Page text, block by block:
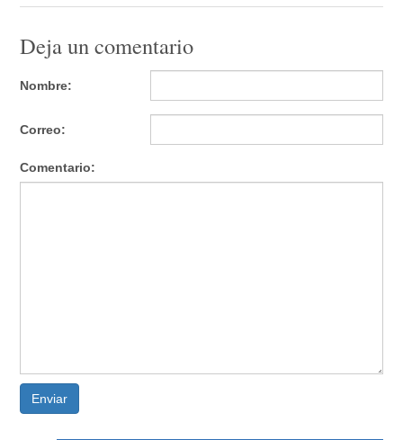
Deja un comentario
Nombre:
Correo:
Comentario:
Enviar